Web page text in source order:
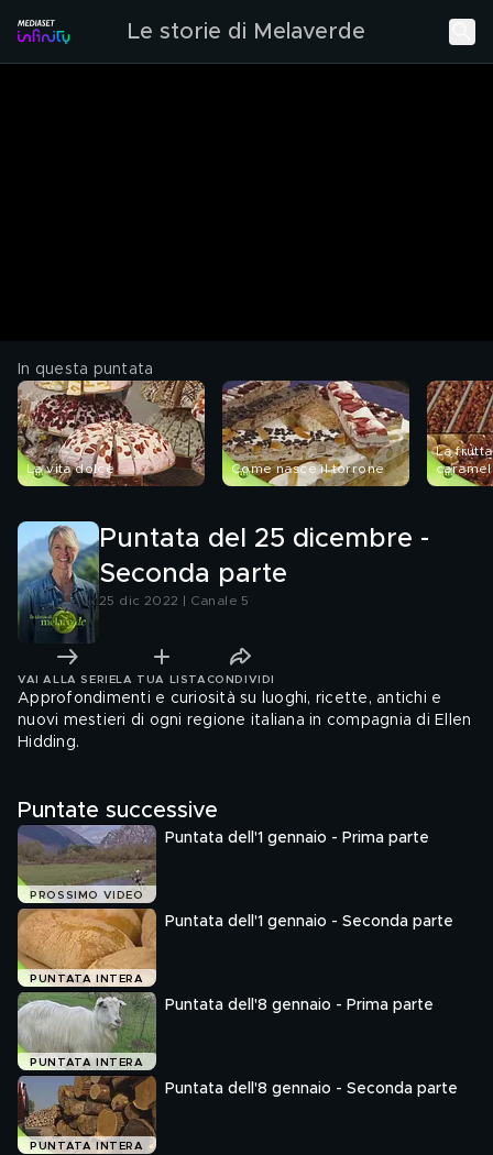
Le storie di Melaverde
In questa puntata
La vita dolce Come nasce il torrone
La
Puntata del 25 dicembre -
Seconda parte
25 dic 2022 | Canale 5
VAI ALLA SERIE LA TUA LISTA CONDIVIDI
Approfondimenti e curiosità su luoghi, ricette, antichi e
nuovi mestieri di ogni regione italiana in compagnia di Ellen
Hidding.
Puntate successive
PROSSIMO VIDEO
Puntata dell'1 gennaio - Prima parte
PUNTATA INTERA
Puntata dell'1 gennaio - Seconda parte
PUNTATA INTERA
Puntata dell'8 gennaio - Prima parte
PUNTATA INTERA
Puntata dell'8 gennaio - Seconda parte